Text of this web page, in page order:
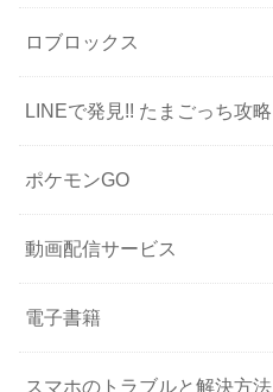
ロブロックス
LINEで発見!! たまごっち攻略
ポケモンGO
動画配信サービス
電子書籍
スマホのトラブルと解決方法